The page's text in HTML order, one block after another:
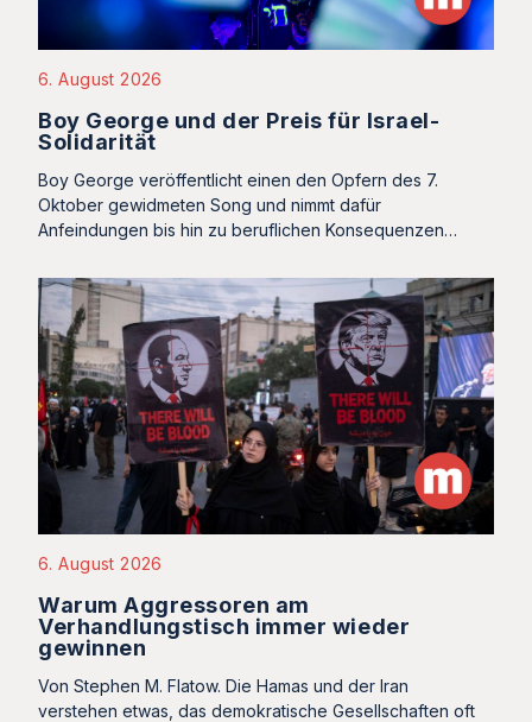
6. August 2026
Boy George und der Preis für Israel-
Solidarität
Boy George veröffentlicht einen den Opfern des 7.
Oktober gewidmeten Song und nimmt dafür
Anfeindungen bis hin zu beruflichen Konsequenzen…
6. August 2026
Warum Aggressoren am
Verhandlungstisch immer wieder
gewinnen
Von Stephen M. Flatow. Die Hamas und der Iran
verstehen etwas, das demokratische Gesellschaften oft